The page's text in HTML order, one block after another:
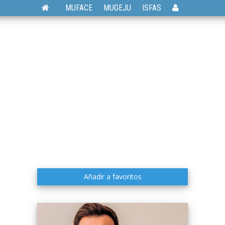
MUFACE MUGEJU ISFAS